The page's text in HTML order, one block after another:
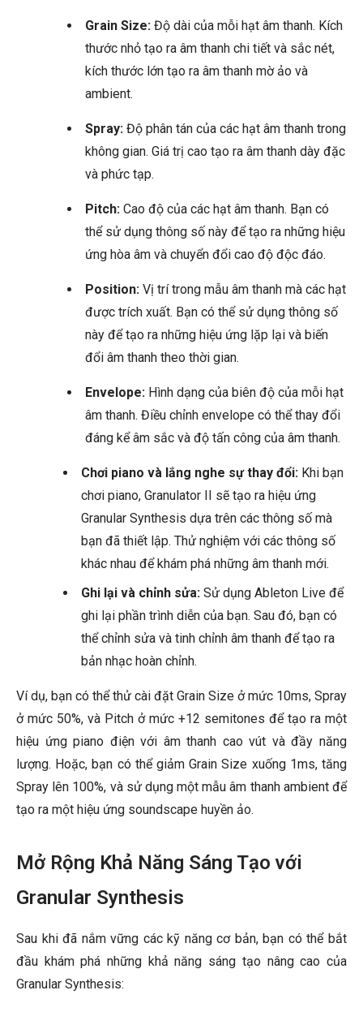
Grain Size: Độ dài của mỗi hạt âm thanh. Kích
thước nhỏ tạo ra âm thanh chi tiết và sắc nét,
kích thước lớn tạo ra âm thanh mờ ảo và
ambient.
Spray: Độ phân tán của các hạt âm thanh trong
không gian. Giá trị cao tạo ra âm thanh dày đặc
và phức tạp.
Pitch: Cao độ của các hạt âm thanh. Bạn có
thể sử dụng thông số này để tạo ra những hiệu
ứng hòa âm và chuyển đổi cao độ độc đáo.
Position: Vị trí trong mẫu âm thanh mà các hạt
được trích xuất. Bạn có thể sử dụng thông số
này để tạo ra những hiệu ứng lặp lại và biến
đổi âm thanh theo thời gian.
Envelope: Hình dạng của biên độ của mỗi hạt
âm thanh. Điều chỉnh envelope có thể thay đổi
đáng kể âm sắc và độ tấn công của âm thanh.
Chơi piano và lắng nghe sự thay đổi: Khi bạn
chơi piano, Granulator II sẽ tạo ra hiệu ứng
Granular Synthesis dựa trên các thông số mà
bạn đã thiết lập. Thử nghiệm với các thông số
khác nhau để khám phá những âm thanh mới.
Ghi lại và chỉnh sửa: Sử dụng Ableton Live để
ghi lại phần trình diễn của bạn. Sau đó, bạn có
thể chỉnh sửa và tinh chỉnh âm thanh để tạo ra
bản nhạc hoàn chỉnh.
Ví dụ, bạn có thể thử cài đặt Grain Size ở mức 10ms, Spray
ở mức 50%, và Pitch ở mức +12 semitones để tạo ra một
hiệu ứng piano điện với âm thanh cao vút và đầy năng
lượng. Hoặc, bạn có thể giảm Grain Size xuống 1ms, tăng
Spray lên 100%, và sử dụng một mẫu âm thanh ambient để
tạo ra một hiệu ứng soundscape huyền ảo.
Mở Rộng Khả Năng Sáng Tạo với
Granular Synthesis
Sau khi đã nắm vững các kỹ năng cơ bản, bạn có thể bắt
đầu khám phá những khả năng sáng tạo nâng cao của
Granular Synthesis: